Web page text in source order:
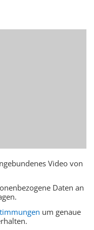
Video von
Daten an
um genaue